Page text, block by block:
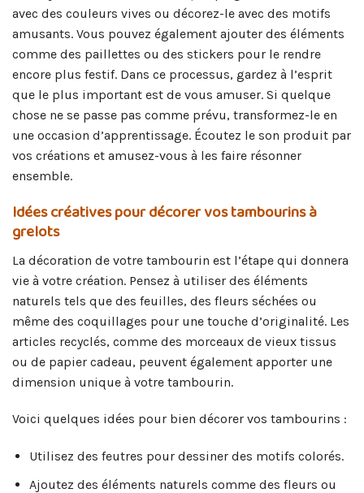
avec des couleurs vives ou décorez-le avec des motifs
amusants. Vous pouvez également ajouter des éléments
comme des paillettes ou des stickers pour le rendre
encore plus festif. Dans ce processus, gardez à l’esprit
que le plus important est de vous amuser. Si quelque
chose ne se passe pas comme prévu, transformez-le en
une occasion d’apprentissage. Écoutez le son produit par
vos créations et amusez-vous à les faire résonner
ensemble.
Idées créatives pour décorer vos tambourins à
grelots
La décoration de votre tambourin est l’étape qui donnera
vie à votre création. Pensez à utiliser des éléments
naturels tels que des feuilles, des fleurs séchées ou
même des coquillages pour une touche d’originalité. Les
articles recyclés, comme des morceaux de vieux tissus
ou de papier cadeau, peuvent également apporter une
dimension unique à votre tambourin.
Voici quelques idées pour bien décorer vos tambourins :
Utilisez des feutres pour dessiner des motifs colorés.
Ajoutez des éléments naturels comme des fleurs ou